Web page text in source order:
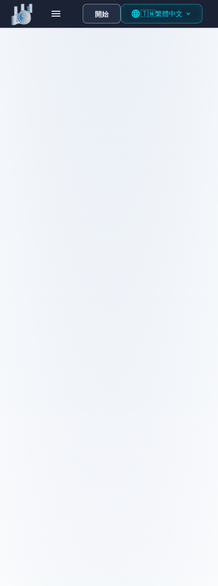
開始 🇹🇼